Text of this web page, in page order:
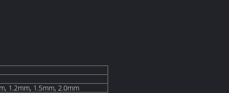
1.2mm, 1.5mm, 2.0mm